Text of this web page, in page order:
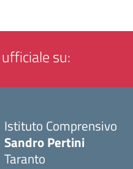
su:
Istituto Comprensivo
Sandro Pertini
Taranto